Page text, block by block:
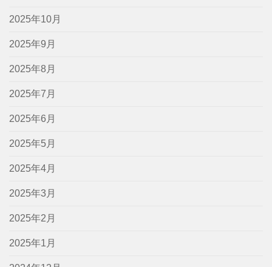
2025年10月
2025年9月
2025年8月
2025年7月
2025年6月
2025年5月
2025年4月
2025年3月
2025年2月
2025年1月